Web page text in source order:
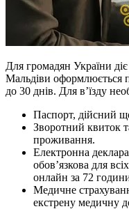
Для громадян України
Мальдіви оформлюється
до 30 днів. Для в’їзду
Паспорт, дійсний
Зворотний квиток
проживання.
Електронна
обов’язкова для
онлайн за 72
Медичне
екстрену медичну